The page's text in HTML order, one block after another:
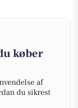
køber
af
du sikrest